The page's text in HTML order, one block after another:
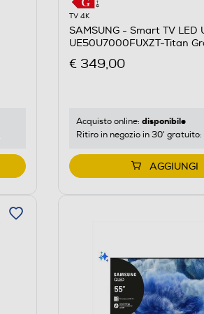
TV 4K
SAMSUNG - Smart TV LED
UE50U7000FUXZT-Titan
€ 349,00
Acquisto online: disponibile
Ritiro in negozio in 30' gratuito:
AGGIUNGI